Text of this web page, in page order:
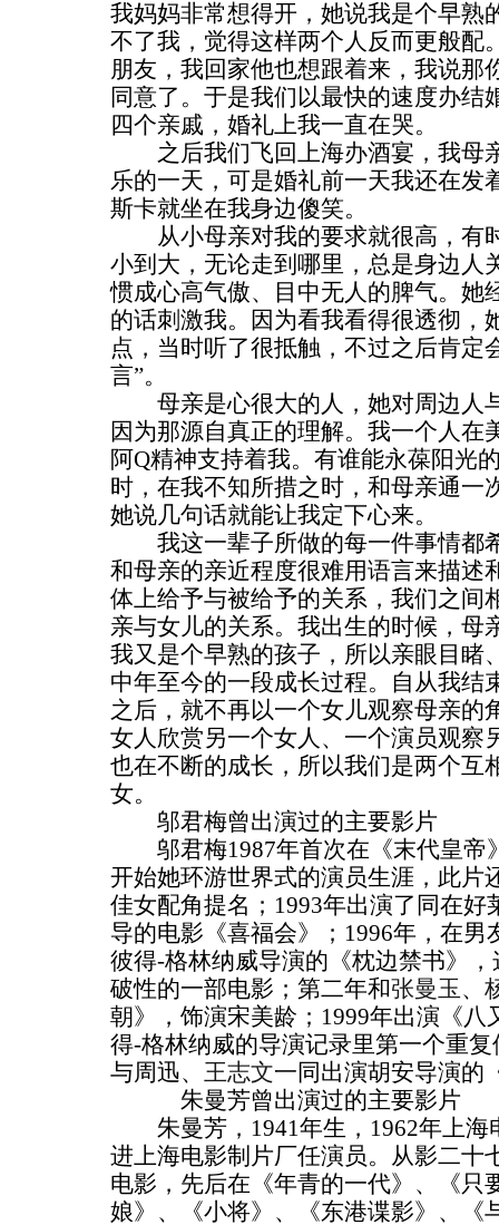
我妈妈非常想得开，她说我是个早熟
不了我，觉得这样两个人反而更般配
朋友，我回家他也想跟着来，我说那
同意了。于是我们以最快的速度办结
四个亲戚，婚礼上我一直在哭。
之后我们飞回上海办酒宴，我母
乐的一天，可是婚礼前一天我还在发
斯卡就坐在我身边傻笑。
从小母亲对我的要求就很高，有
小到大，无论走到哪里，总是身边人
惯成心高气傲、目中无人的脾气。她
的话刺激我。因为看我看得很透彻，
点，当时听了很抵触，不过之后肯定
言”。
母亲是心很大的人，她对周边人
因为那源自真正的理解。我一个人在
阿Q精神支持着我。有谁能永葆阳光
时，在我不知所措之时，和母亲通一
她说几句话就能让我定下心来。
我这一辈子所做的每一件事情都
和母亲的亲近程度很难用语言来描述
体上给予与被给予的关系，我们之间
亲与女儿的关系。我出生的时候，母
我又是个早熟的孩子，所以亲眼目睹
中年至今的一段成长过程。自从我结
之后，就不再以一个女儿观察母亲的
女人欣赏另一个女人、一个演员观察
也在不断的成长，所以我们是两个互
女。
邬君梅曾出演过的主要影片
邬君梅1987年首次在《末代皇帝
开始她环游世界式的演员生涯，此片
佳女配角提名；1993年出演了同在好
导的电影《喜福会》；1996年，在男
彼得-格林纳威导演的《枕边禁书》
破性的一部电影；第二年和张曼玉 、
朝》，饰演宋美龄；1999年出演《八
得-格林纳威的导演记录里第一个重
与周迅、 王志文一同出演胡安导演的
朱曼芳曾出演过的主要影片
朱曼芳，1941年生，1962年上海
进上海电影制片厂任演员。从影二十
电影，先后在《年青的一代》、《只
娘》、《小将》、《东港谍影》、《